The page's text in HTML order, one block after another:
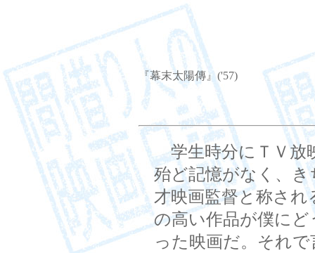
『幕末太陽傳』('57)
学生時分にＴＶ放
殆ど記憶がなく、
才映画監督と称さ
の高い作品が僕に
った映画だ。それ